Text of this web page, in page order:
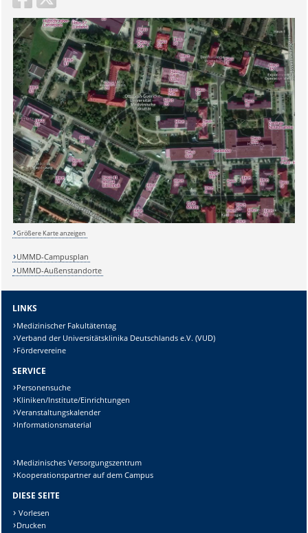
Sicherheitsabfrage:
Größere Karte anzeigen
UMMD-Campusplan
UMMD-Außenstandorte
LINKS
Medizinischer Fakultätentag
Verband der Universitätsklinika Deutschlands e.V. (VUD)
Fördervereine
SERVICE
Personensuche
Kliniken/Institute/Einrichtungen
Veranstaltungskalender
Informationsmaterial
Medizinisches Versorgungszentrum
Kooperationspartner auf dem Campus
DIESE SEITE
Vorlesen
Drucken